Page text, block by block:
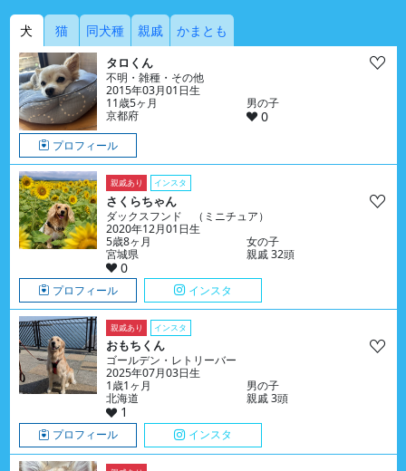
犬 猫 同犬種 親戚 かまとも
タロくん
不明・雑種・その他
2015年03月01日生
11歳5ヶ月
男の子
京都府
0
プロフィール
親戚あり インスタ
さくらちゃん
ダックスフンド （ミニチュア）
2020年12月01日生
5歳8ヶ月
女の子
宮城県
親戚 32頭
0
プロフィール インスタ
親戚あり インスタ
おもちくん
ゴールデン・レトリーバー
2025年07月03日生
1歳1ヶ月
男の子
北海道
親戚 3頭
1
プロフィール インスタ